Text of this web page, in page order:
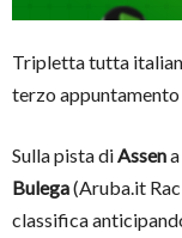
Tripletta tutta
terzo
Sulla pista diAssen
Bulega(Aruba.it
classifica